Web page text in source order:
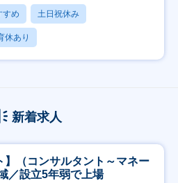
すめ 土日祝休み
休あり
新着求人
】（コンサルタント～マネー
／設立5年弱で上場